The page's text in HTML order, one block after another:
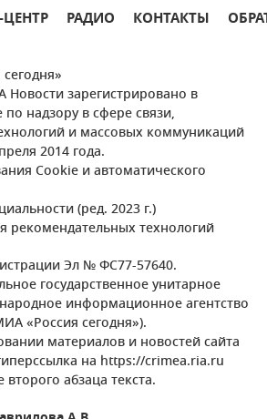
ЦЕНТР РАДИО КОНТАКТЫ
Новости зарегистрировано в
надзору в сфере связи,
и массовых коммуникаций
2014 года.
Cookie и автоматического
(ред. 2023 г.)
рекомендательных технологий
Эл № ФС77-57640.
государственное унитарное
информационное агентство
«Россия сегодня»).
материалов и новостей сайта
на https://crimea.ria.ru
абзаца текста.